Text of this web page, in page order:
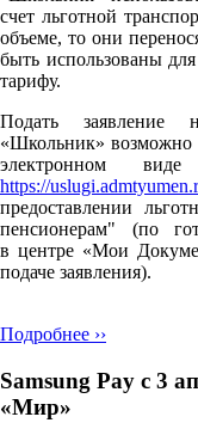
счет льготной
объеме, то они
быть использованы
тарифу.
Подать заявление
«Школьник» возможно
электронном
https://
предоставлении
пенсионерам" (по
в центре «Мои
подаче заявления).
Подробнее ››
Samsung Pay с 3
«Мир»